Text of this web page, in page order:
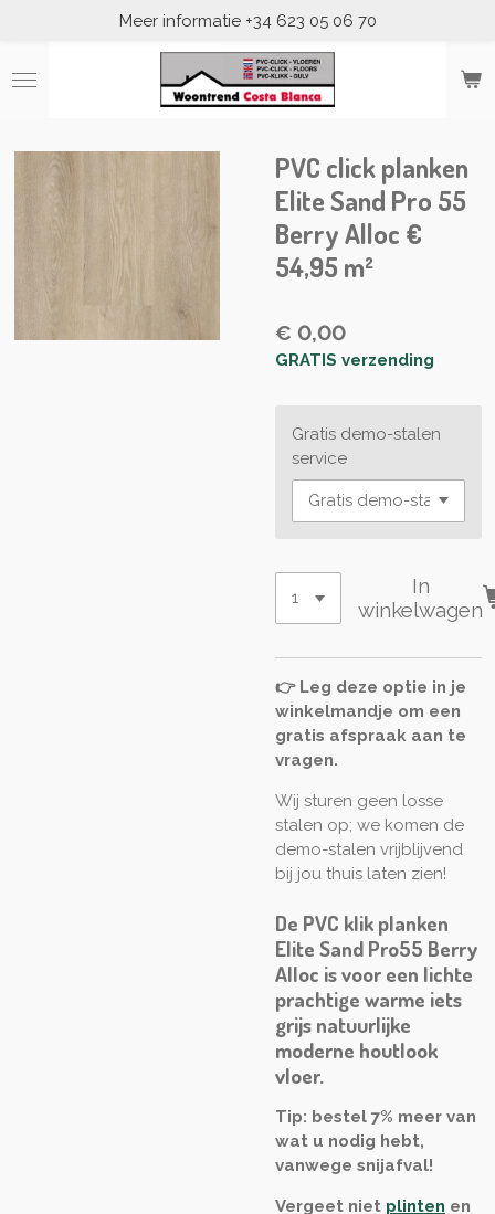
naar
Meer informatie +34 623 05 06 70
PVC click planken
Elite Sand Pro 55
Berry Alloc €
54,95 m²
€ 0,00
GRATIS verzending
Gratis demo-stalen
service
In
winkelwagen
👉 Leg deze optie in je
winkelmandje om een
gratis afspraak aan te
vragen.
Wij sturen geen losse
stalen op; we komen de
demo-stalen vrijblijvend
bij jou thuis laten zien!
De PVC klik planken
Elite Sand Pro55 Berry
Alloc is voor een lichte
prachtige warme iets
grijs natuurlijke
moderne houtlook
vloer.
Tip: bestel 7% meer van
wat u nodig hebt,
vanwege snijafval!
Vergeet niet plinten en